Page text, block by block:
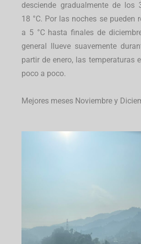
desciende gradualmente de los
18 °C. Por las noches se pueden
a 5 °C hasta finales de
general llueve suavemente
partir de enero, las temperaturas
poco a poco.
Mejores meses Noviembre y